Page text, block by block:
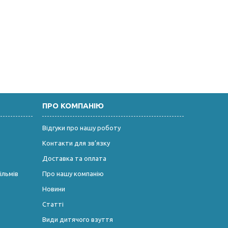
ПРО КОМПАНІЮ
Відгуки про нашу роботу
Контакти для зв’язку
Доставка та оплата
Про нашу компанію
Новини
Статті
Види дитячого взуття